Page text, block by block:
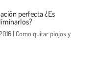
perfecta ¿Es
| Como quitar piojos y